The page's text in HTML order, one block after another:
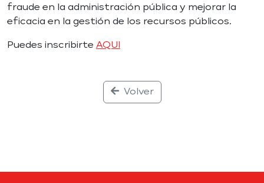
fraude en la administración pública y mejorar la
eficacia en la gestión de los recursos públicos.
Puedes inscribirte AQUI
Volver